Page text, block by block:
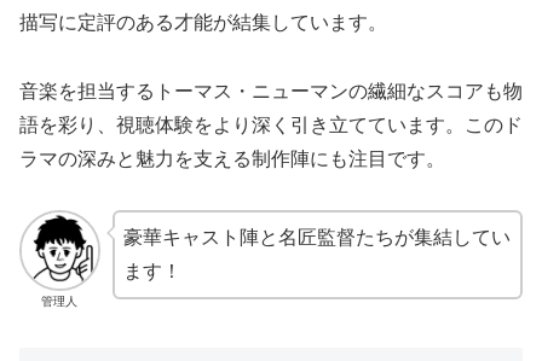
描写に定評のある才能が結集しています。
音楽を担当するトーマス・ニューマンの繊細なスコアも物
語を彩り、視聴体験をより深く引き立てています。このド
ラマの深みと魅力を支える制作陣にも注目です。
管理人
豪華キャスト陣と名匠監督たちが集結してい
ます！